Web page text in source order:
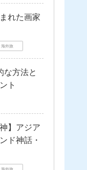
れた画家
海外旅
な方法と
ト
】アジア
ド神話・
海外旅